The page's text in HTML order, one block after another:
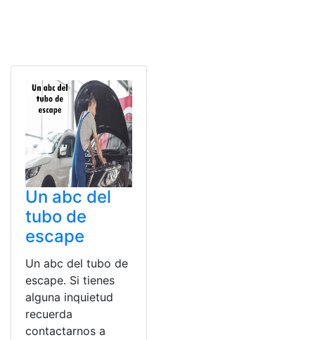
Un abc del
tubo de
escape
Un abc del tubo de
escape. Si tienes
alguna inquietud
recuerda
contactarnos a